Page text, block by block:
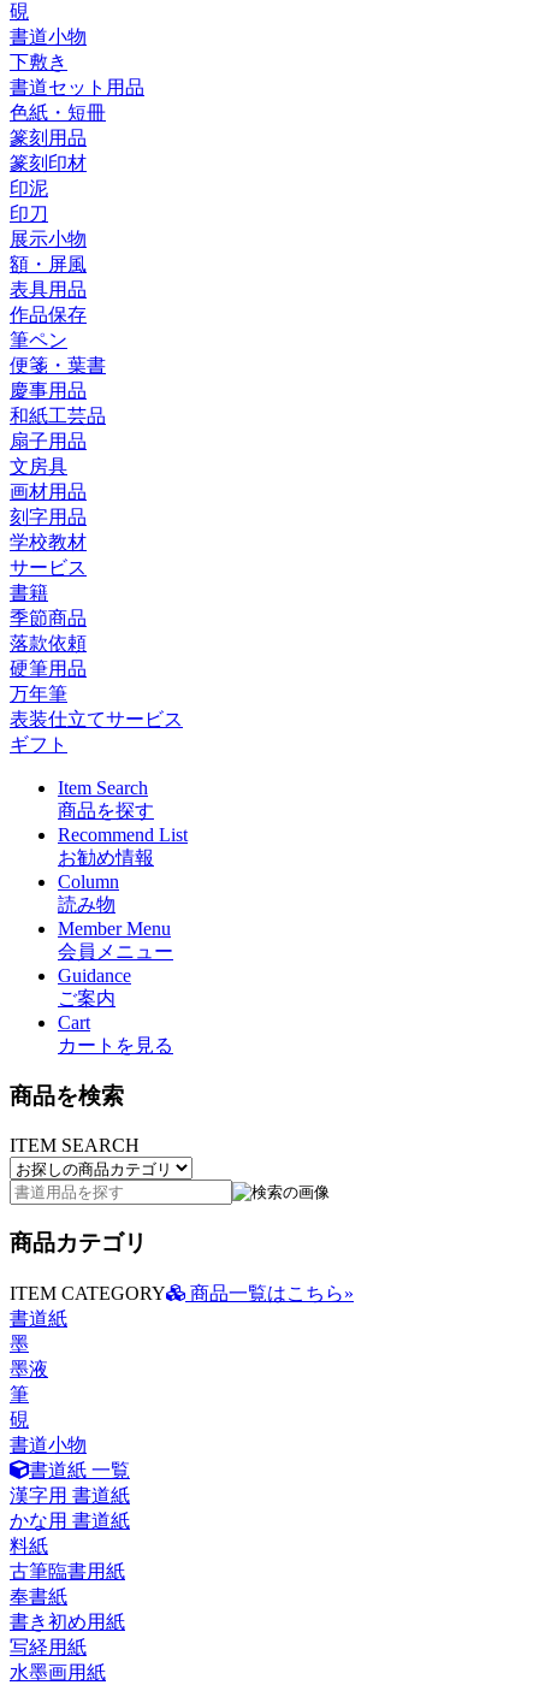
硯
書道小物
下敷き
書道セット用品
色紙・短冊
篆刻用品
篆刻印材
印泥
印刀
展示小物
額・屏風
表具用品
作品保存
筆ペン
便箋・葉書
慶事用品
和紙工芸品
扇子用品
文房具
画材用品
刻字用品
学校教材
サービス
書籍
季節商品
落款依頼
硬筆用品
万年筆
表装仕立てサービス
ギフト
Item Search
商品を探す
Recommend List
お勧め情報
Column
読み物
Member Menu
会員メニュー
Guidance
ご案内
Cart
カートを見る
商品を検索
ITEM SEARCH
商品カテゴリ
ITEM CATEGORY
商品一覧はこちら»
書道紙
墨
墨液
筆
硯
書道小物
書道紙 一覧
漢字用 書道紙
かな用 書道紙
料紙
古筆臨書用紙
奉書紙
書き初め用紙
写経用紙
水墨画用紙